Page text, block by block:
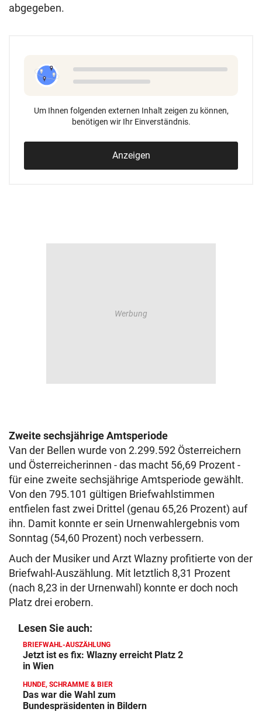
abgegeben.
Um Ihnen folgenden externen Inhalt zeigen zu können,
benötigen wir Ihr Einverständnis.
Anzeigen
Zweite sechsjährige Amtsperiode
Van der Bellen wurde von 2.299.592 Österreichern
und Österreicherinnen - das macht 56,69 Prozent -
für eine zweite sechsjährige Amtsperiode gewählt.
Von den 795.101 gültigen Briefwahlstimmen
entfielen fast zwei Drittel (genau 65,26 Prozent) auf
ihn. Damit konnte er sein Urnenwahlergebnis vom
Sonntag (54,60 Prozent) noch verbessern.
Auch der Musiker und Arzt Wlazny profitierte von der
Briefwahl-Auszählung. Mit letztlich 8,31 Prozent
(nach 8,23 in der Urnenwahl) konnte er doch noch
Platz drei erobern.
Lesen Sie auch:
BRIEFWAHL-AUSZÄHLUNG
Jetzt ist es fix: Wlazny erreicht Platz 2
in Wien
HUNDE, SCHRAMME & BIER
Das war die Wahl zum
Bundespräsidenten in Bildern